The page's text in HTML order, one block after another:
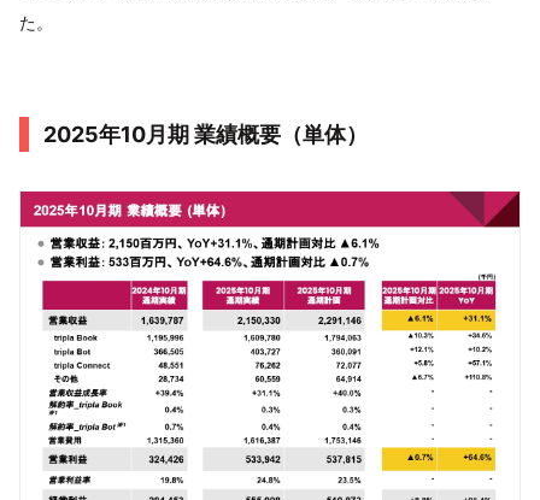
た。
2025年10月期 業績概要（単体）